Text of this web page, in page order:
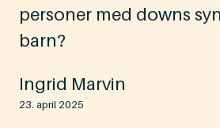
personer med downs
barn?
Ingrid Marvin
23. april 2025